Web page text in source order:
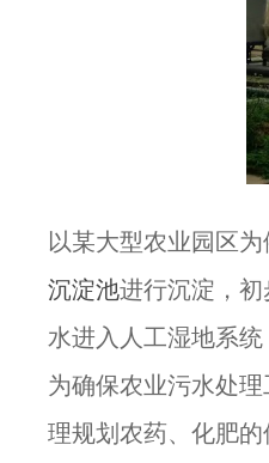
以某大型农业园区
沉淀池进行沉淀，
水进入人工湿地系
为确保农业污水处
理规划农药、化肥